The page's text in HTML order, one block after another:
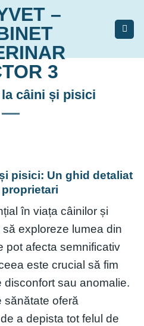
câini și pisici
pisici: Un ghid detaliat
în viața câinilor și
exploreze lumea din
pot afecta semnificativ
este crucial să fim
disconfort sau anomalie.
sănătate oferă
a depista tot felul de